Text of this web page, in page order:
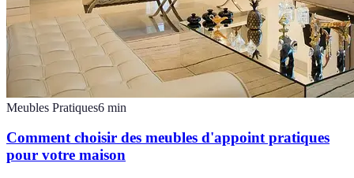
Meubles Pratiques6 min
Comment choisir des meubles d'appoint pratiques
pour votre maison